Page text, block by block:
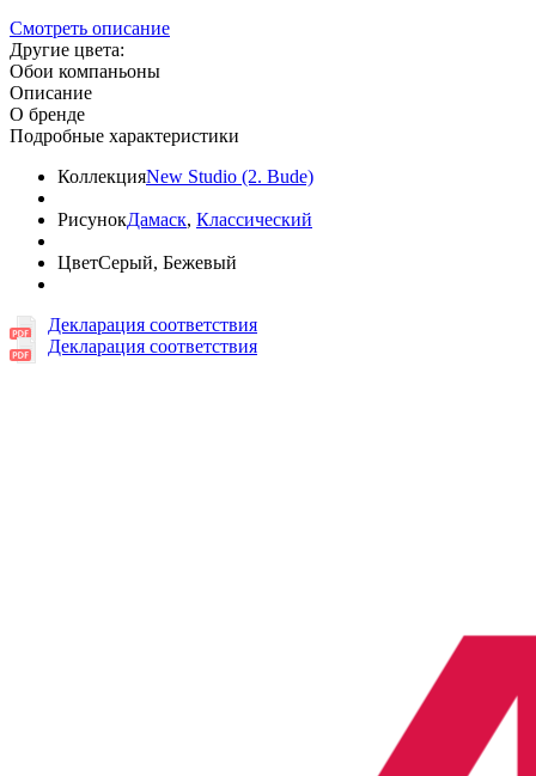
Смотреть описание
Другие цвета:
Обои компаньоны
Описание
О бренде
Подробные характеристики
КоллекцияNew Studio (2. Bude)
РисунокДамаск, Классический
ЦветСерый, Бежевый
Декларация соответствия
Декларация соответствия